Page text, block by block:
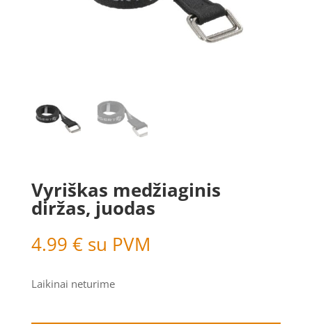
Vyriškas medžiaginis
diržas, juodas
4.99 € su PVM
Laikinai neturime